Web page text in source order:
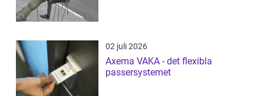
02 juli 2026
Axema VAKA - det flexibla
passersystemet